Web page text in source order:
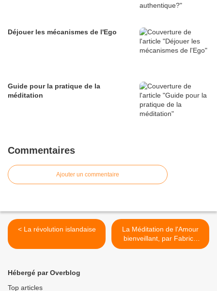
Déjouer les mécanismes de l'Ego
Guide pour la pratique de la
méditation
Commentaires
Ajouter un commentaire
< La révolution islandaise
La Méditation de l'Amour
bienveillant, par Fabrice
Midal >
Hébergé par Overblog
Top articles